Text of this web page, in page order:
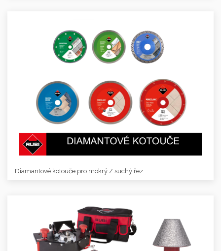
Diamantové kotouče pro mokrý / suchý řez